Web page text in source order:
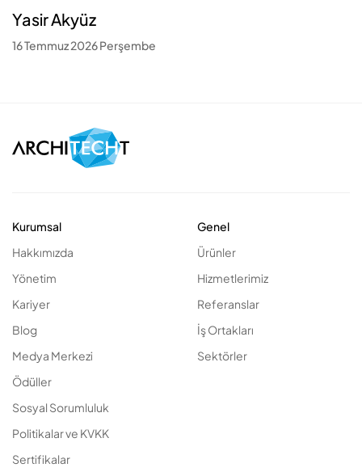
Yasir Akyüz
16 Temmuz 2026 Perşembe
Kurumsal
Hakkımızda
Yönetim
Kariyer
Blog
Medya Merkezi
Ödüller
Sosyal Sorumluluk
Politikalar ve KVKK
Sertifikalar
Genel
Ürünler
Hizmetlerimiz
Referanslar
İş Ortakları
Sektörler